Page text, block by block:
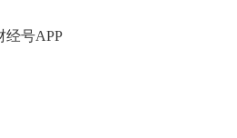
经号APP